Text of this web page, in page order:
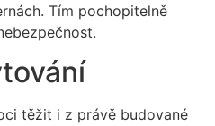
Tím pochopitelně
těžit i z právě budované